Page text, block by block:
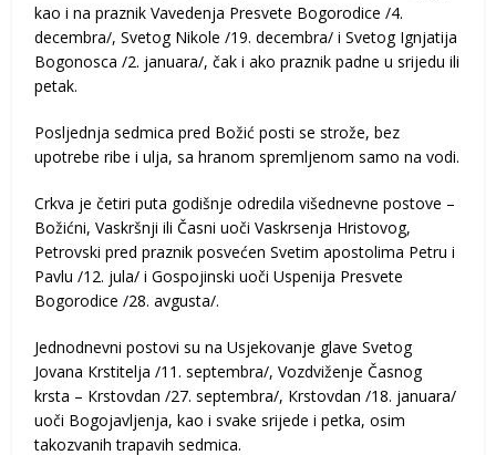
kao i na praznik Vavedenja Presvete Bogorodice /4.
decembra/, Svetog Nikole /19. decembra/ i Svetog Ignjatija
Bogonosca /2. januara/, čak i ako praznik padne u srijedu ili
petak.
Posljednja sedmica pred Božić posti se strože, bez
upotrebe ribe i ulja, sa hranom spremljenom samo na vodi.
Crkva je četiri puta godišnje odredila višednevne postove –
Božićni, Vaskršnji ili Časni uoči Vaskrsenja Hristovog,
Petrovski pred praznik posvećen Svetim apostolima Petru i
Pavlu /12. jula/ i Gospojinski uoči Uspenija Presvete
Bogorodice /28. avgusta/.
Jednodnevni postovi su na Usjekovanje glave Svetog
Jovana Кrstitelja /11. septembra/, Vozdviženje Časnog
krsta – Кrstovdan /27. septembra/, Кrstovdan /18. januara/
uoči Bogojavljenja, kao i svake srijede i petka, osim
takozvanih trapavih sedmica.